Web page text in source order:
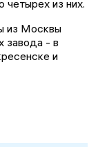
четырех из них.
из Москвы
завода - в
и